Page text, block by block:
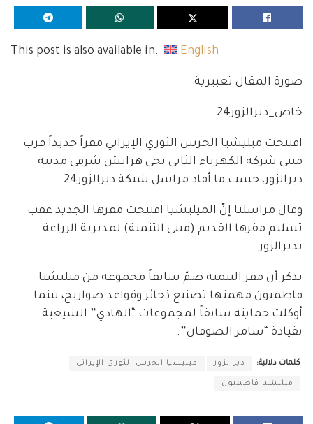
This post is also available in: English
صورة المقال تعبيرية
خاص_ديرالزور24
افتتحت ميليشيا الحرس الثوري الإيراني مقراً جديداً قرب
مبنى شركة الكهرباء الثاني بحي هرابش شرقي مدينة
ديرالزور، حسب ما أفاد مراسل شبكة ديرالزور24.
وقال مراسلنا إنّ الميليشيا افتتحت مقرها الجديد عقب
تسليم مقرها القديم (مبنى التنمية) لمديرية الزراعة
بديرالزور.
يذكر أن مقر التنمية ضمّ سابقاً مجموعة من ميليشيا
فاطميون مهمتها تصنيع ذخائر وقواعد صواريخ، بينما
أوكلت حمايته سابقاً لمجموعات “الهادي” الشيعية
بقيادة “سامر الصوفان”.
كلمات دلالية: ديرالزور ميليشيا الحرس الثوري الإيراني
ميليشيا فاطميون